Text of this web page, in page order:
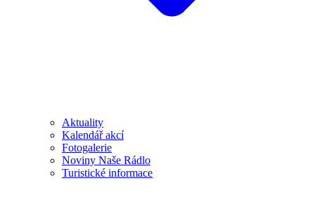
Aktuality
Kalendář akcí
Fotogalerie
Noviny Naše Rádlo
Turistické informace